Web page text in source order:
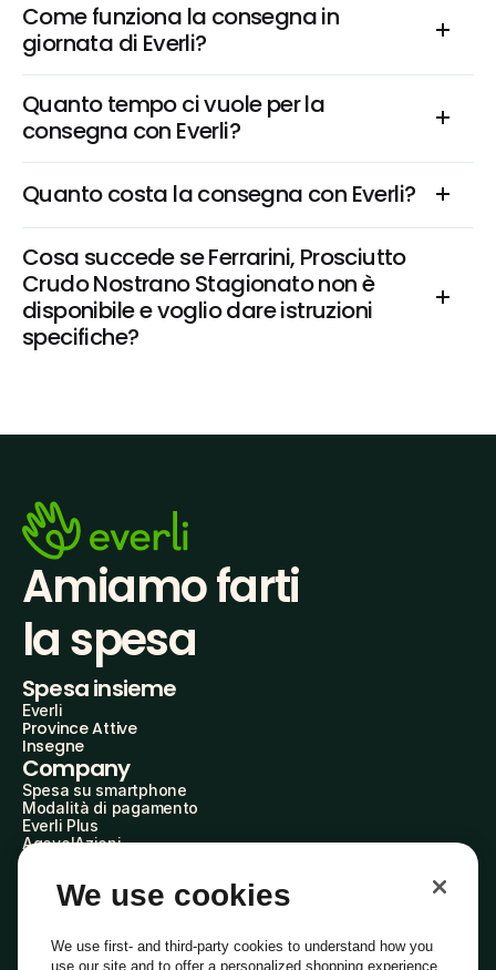
Come funziona la consegna in
giornata di Everli?
Quanto tempo ci vuole per la
consegna con Everli?
Quanto costa la consegna con Everli?
Cosa succede se Ferrarini, Prosciutto
Crudo Nostrano Stagionato non è
disponibile e voglio dare istruzioni
specifiche?
Amiamo farti
la spesa
Spesa insieme
Everli
Province Attive
Insegne
Company
Spesa su smartphone
Modalità di pagamento
Everli Plus
AgevolAzioni
Everli Shoppers
Scopri chi siamo
We use cookies
We use first- and third-party cookies to understand how you
use our site and to offer a personalized shopping experience